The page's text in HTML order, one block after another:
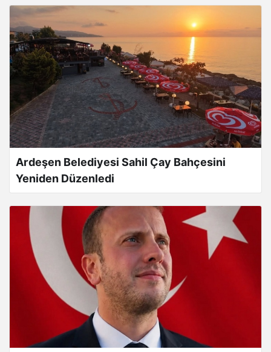
Ardeşen Belediyesi Sahil Çay Bahçesini
Yeniden Düzenledi